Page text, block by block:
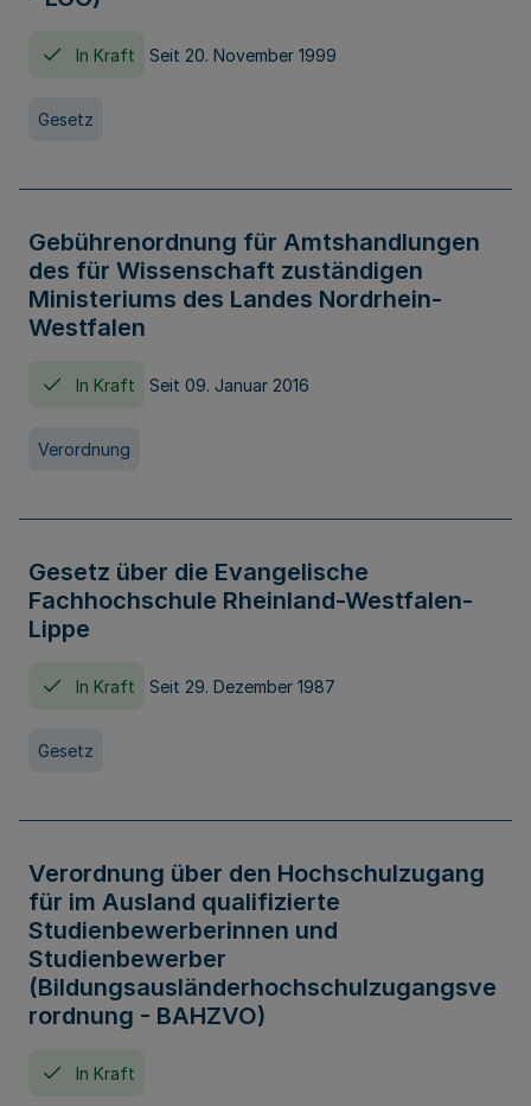
In Kraft Seit 20. November 1999
Gesetz
Gebührenordnung für Amtshandlungen
des für Wissenschaft zuständigen
Ministeriums des Landes Nordrhein-
Westfalen
In Kraft Seit 09. Januar 2016
Verordnung
Gesetz über die Evangelische
Fachhochschule Rheinland-Westfalen-
Lippe
In Kraft Seit 29. Dezember 1987
Gesetz
Verordnung über den Hochschulzugang
für im Ausland qualifizierte
Studienbewerberinnen und
Studienbewerber
(Bildungsausländerhochschulzugangsve
rordnung - BAHZVO)
In Kraft